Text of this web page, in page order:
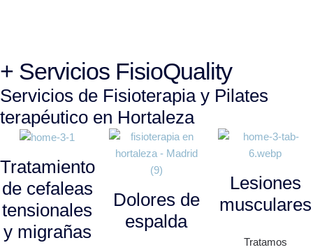
+ Servicios FisioQuality
Servicios de Fisioterapia y Pilates
terapéutico en Hortaleza
Tratamiento
de cefaleas
tensionales
y migrañas
Dolores de
espalda
Lesiones
musculares
Tratamos